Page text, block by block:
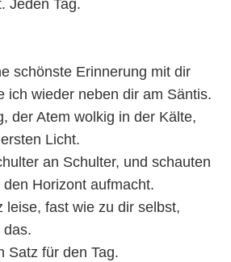
Jeden Tag.
schönste Erinnerung mit dir
ich wieder neben dir am Säntis.
der Atem wolkig in der Kälte,
Licht.
an Schulter, und schauten
Horizont aufmacht.
leise, fast wie zu dir selbst,
das.
Satz für den Tag.